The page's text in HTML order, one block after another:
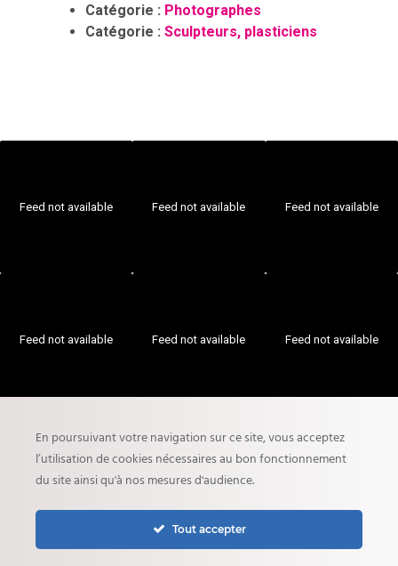
Catégorie : Photographes
Catégorie : Sculpteurs, plasticiens
Feed not available Feed not available Feed not available
Feed not available Feed not available Feed not available
En poursuivant votre navigation sur ce site, vous acceptez
l’utilisation de cookies nécessaires au bon fonctionnement
du site ainsi qu'à nos mesures d'audience.
Tout accepter